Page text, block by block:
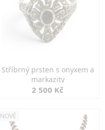
Stříbrný prsten s onyxem a
markazity
2 500 Kč
NOVÉ